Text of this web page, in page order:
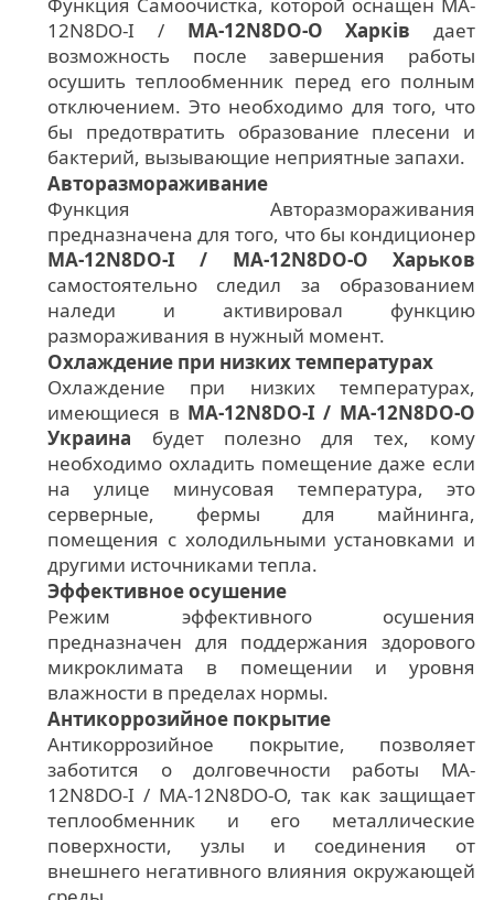
Функция Самоочистка, которой оснащен MA-
12N8DO-I / MA-12N8DO-O Харків дает
возможность после завершения работы
осушить теплообменник перед его полным
отключением. Это необходимо для того, что
бы предотвратить образование плесени и
бактерий, вызывающие неприятные запахи.
Авторазмораживание
Функция Авторазмораживания
предназначена для того, что бы кондиционер
MA-12N8DO-I / MA-12N8DO-O Харьков
самостоятельно следил за образованием
наледи и активировал функцию
размораживания в нужный момент.
Охлаждение при низких температурах
Охлаждение при низких температурах,
имеющиеся в MA-12N8DO-I / MA-12N8DO-O
Украина будет полезно для тех, кому
необходимо охладить помещение даже если
на улице минусовая температура, это
серверные, фермы для майнинга,
помещения с холодильными установками и
другими источниками тепла.
Эффективное осушение
Режим эффективного осушения
предназначен для поддержания здорового
микроклимата в помещении и уровня
влажности в пределах нормы.
Антикоррозийное покрытие
Антикоррозийное покрытие, позволяет
заботится о долговечности работы MA-
12N8DO-I / MA-12N8DO-O, так как защищает
теплообменник и его металлические
поверхности, узлы и соединения от
внешнего негативного влияния окружающей